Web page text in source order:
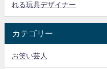
れる玩具デザイナー
カテゴリー
お笑い芸人